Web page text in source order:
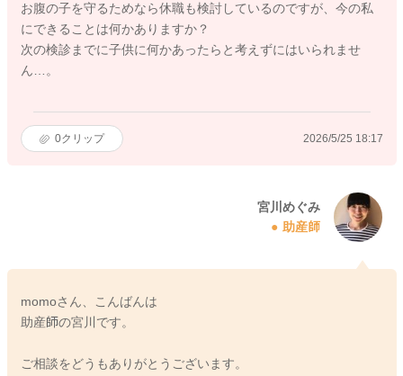
お腹の子を守るためなら休職も検討しているのですが、今の私
にできることは何かありますか？
次の検診までに子供に何かあったらと考えずにはいられませ
ん…。
0クリップ 2026/5/25 18:17
宮川めぐみ
助産師
momoさん、こんばんは
助産師の宮川です。
ご相談をどうもありがとうございます。